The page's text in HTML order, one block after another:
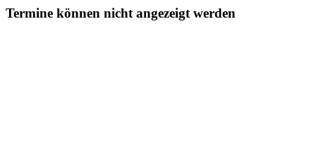
Termine können nicht angezeigt werden